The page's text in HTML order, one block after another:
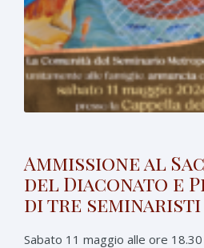
Ammissione al
del Diaconato e
di tre seminaristi
Sabato 11 maggio alle ore